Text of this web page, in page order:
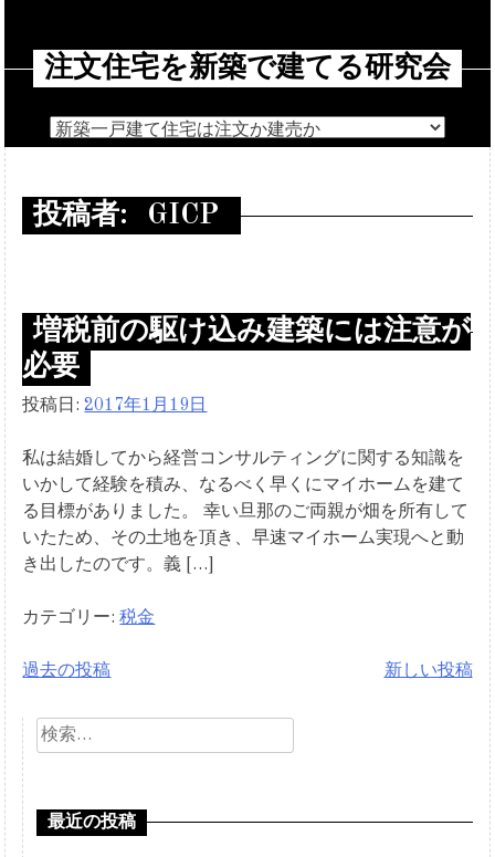
テ
へ
ス
キ
ッ
プ
注文住宅を新築で建てる研究会
投稿者: GICP
増税前の駆け込み建築には注意が
必要
投稿日:2017年1月19日
私は結婚してから経営コンサルティングに関する知識を
いかして経験を積み、なるべく早くにマイホームを建て
る目標がありました。 幸い旦那のご両親が畑を所有して
いたため、その土地を頂き、早速マイホーム実現へと動
き出したのです。義 […]
カテゴリー:税金
稿
ナ
ビ
過去の投稿 新しい投稿
検
索:
最近の投稿